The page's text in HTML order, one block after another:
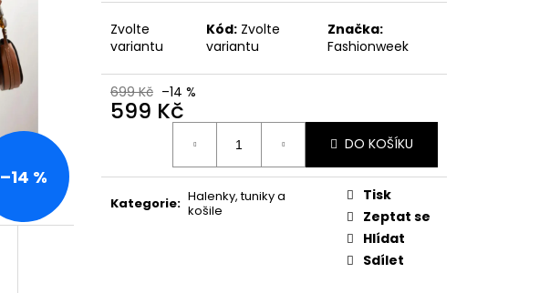
Zvolte
variantu
Kód: Zvolte
variantu
Značka:
Fashionweek
699 Kč –14 %
599 Kč
DO KOŠÍKU
Kategorie: Halenky, tuniky a
košile
Tisk
Zeptat se
Hlídat
Sdílet
–14 %
BAVLNĚNÉ ŠATY- KVĚTINOVÝ VZOR,
KAPSY,OVERSIZE UB-MURRAY